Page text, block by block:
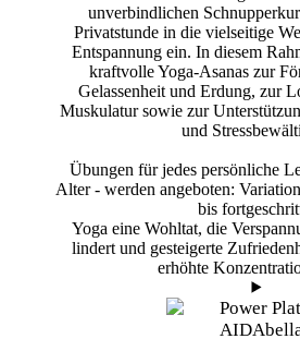
unverbindlichen
Privatstunde in die vielseitige
Entspannung ein. In diesem
kraftvolle Yoga-Asanas zur
Gelassenheit und Erdung, zur
Muskulatur sowie zur
und
Übungen für jedes persönliche
Alter - werden angeboten:
bis
Yoga eine Wohltat, die
lindert und gesteigerte
erhöhte